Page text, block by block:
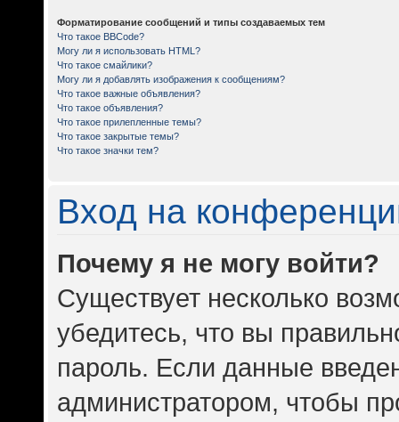
Форматирование сообщений и типы создаваемых тем
Что такое BBCode?
Могу ли я использовать HTML?
Что такое смайлики?
Могу ли я добавлять изображения к сообщениям?
Что такое важные объявления?
Что такое объявления?
Что такое прилепленные темы?
Что такое закрытые темы?
Что такое значки тем?
Вход на
Почему я не могу войти?
Существует несколько
убедитесь, что вы
пароль. Если данные
администратором, чтобы